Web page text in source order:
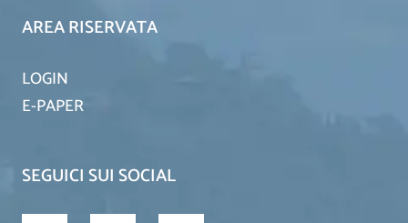
AREA RISERVATA
LOGIN
E-PAPER
SEGUICI SUI SOCIAL